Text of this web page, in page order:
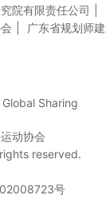
院有限责任公司
广东省规划师
Global Sharing
动协会
reserved.
号